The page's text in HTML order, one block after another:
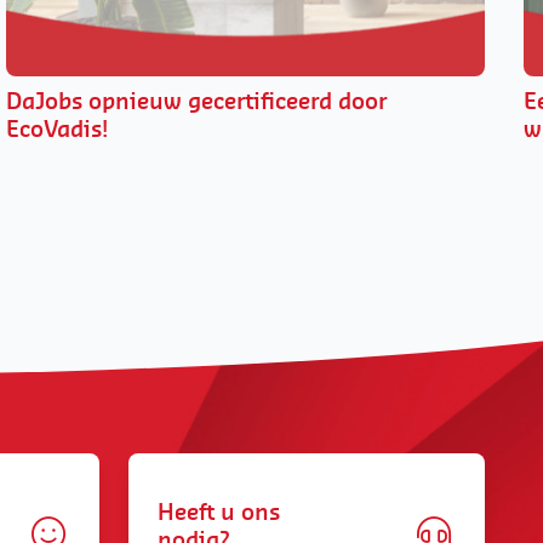
DaJobs opnieuw gecertificeerd door
EcoVadis!
Heeft u ons